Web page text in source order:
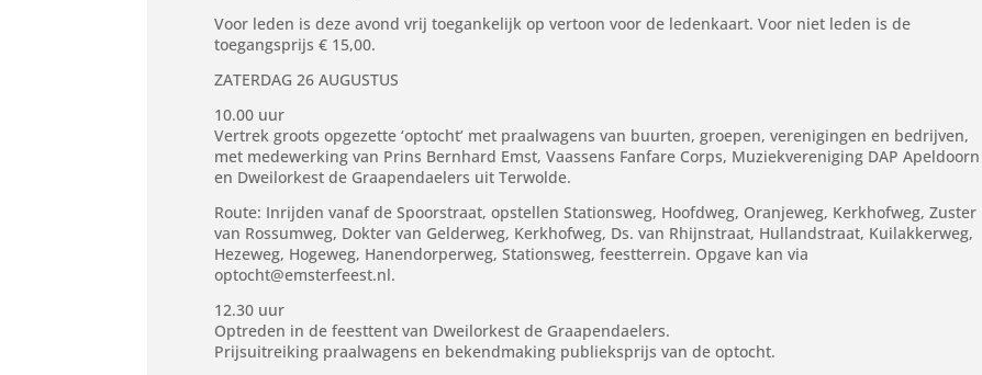
Voor leden is deze avond vrij toegankelijk op vertoon voor de ledenkaart. Voor niet leden is de
toegangsprijs € 15,00.
ZATERDAG 26 AUGUSTUS
10.00 uur
Vertrek groots opgezette ‘optocht’ met praalwagens van buurten, groepen, verenigingen en bedrijven,
met medewerking van Prins Bernhard Emst, Vaassens Fanfare Corps, Muziekvereniging DAP Apeldoorn
en Dweilorkest de Graapendaelers uit Terwolde.
Route: Inrijden vanaf de Spoorstraat, opstellen Stationsweg, Hoofdweg, Oranjeweg, Kerkhofweg, Zuster
van Rossumweg, Dokter van Gelderweg, Kerkhofweg, Ds. van Rhijnstraat, Hullandstraat, Kuilakkerweg,
Hezeweg, Hogeweg, Hanendorperweg, Stationsweg, feestterrein. Opgave kan via
optocht@emsterfeest.nl.
12.30 uur
Optreden in de feesttent van Dweilorkest de Graapendaelers.
Prijsuitreiking praalwagens en bekendmaking publieksprijs van de optocht.